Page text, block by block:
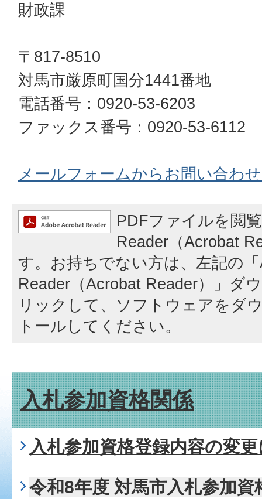
財政課
〒817-8510
対馬市厳原町国分1441番地
電話番号：0920-53-6203
ファックス番号：0920-53-6112
メールフォームからお問い合わ
PDFファイルを閲
Reader（Acrobat
す。お持ちでない方は、左記の
Reader（Acrobat Reader）」ダ
リックして、ソフトウェアをダ
トールしてください。
入札参加資格関係
入札参加資格登録内容の変
令和8年度 対馬市入札参加資